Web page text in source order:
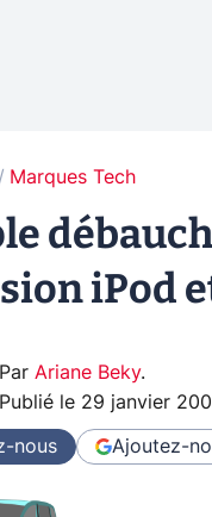
Marques Tech
iPod
Par Ariane Beky.
Publié le 29 janvier
nous Ajoutez-